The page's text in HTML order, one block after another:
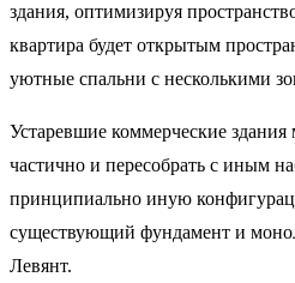
здания, оптимизируя
квартира будет открытым
уютные спальни с несколькими
Устаревшие коммерческие здания
частично и пересобрать с иным
принципиально иную
существующий фундамент и
Левянт.